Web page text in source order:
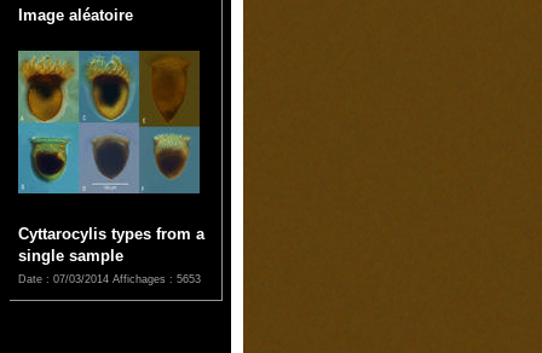
Image aléatoire
Cyttarocylis types from a
single sample
Date : 07/03/2014 Affichages : 5653